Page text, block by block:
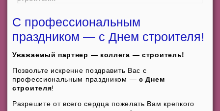
С профессиональным
праздником — с Днем строителя!
Уважаемый партнер — коллега — строитель!
Позвольте искренне поздравить Вас с
профессиональным праздником — с Днем
строителя!
Разрешите от всего сердца пожелать Вам крепкого